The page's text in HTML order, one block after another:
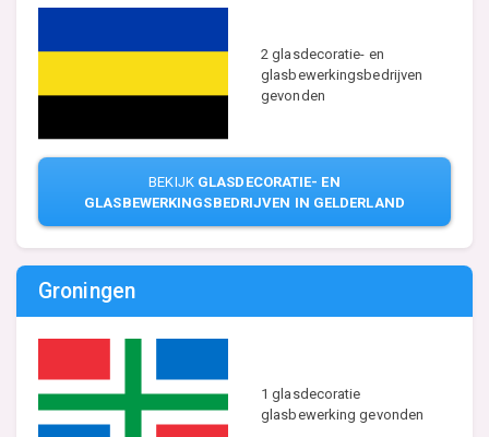
2 glasdecoratie- en
glasbewerkingsbedrijven
gevonden
BEKIJK GLASDECORATIE- EN
GLASBEWERKINGSBEDRIJVEN IN GELDERLAND
Groningen
1 glasdecoratie
glasbewerking gevonden